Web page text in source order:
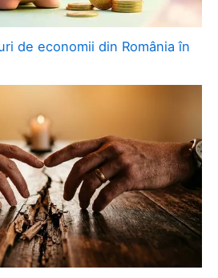
de economii din România în